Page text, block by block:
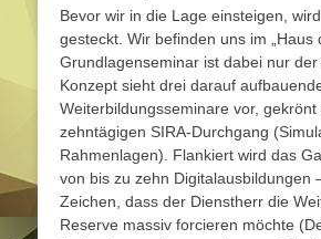
Bevor wir in die Lage einsteigen,
gesteckt. Wir befinden uns im „Haus
Grundlagenseminar ist dabei nur
Konzept sieht drei darauf
Weiterbildungsseminare vor, gekrönt
zehntägigen SIRA-Durchgang
Rahmenlagen). Flankiert wird das
von bis zu zehn Digitalausbildungen
Zeichen, dass der Dienstherr die
Reserve massiv forcieren möchte